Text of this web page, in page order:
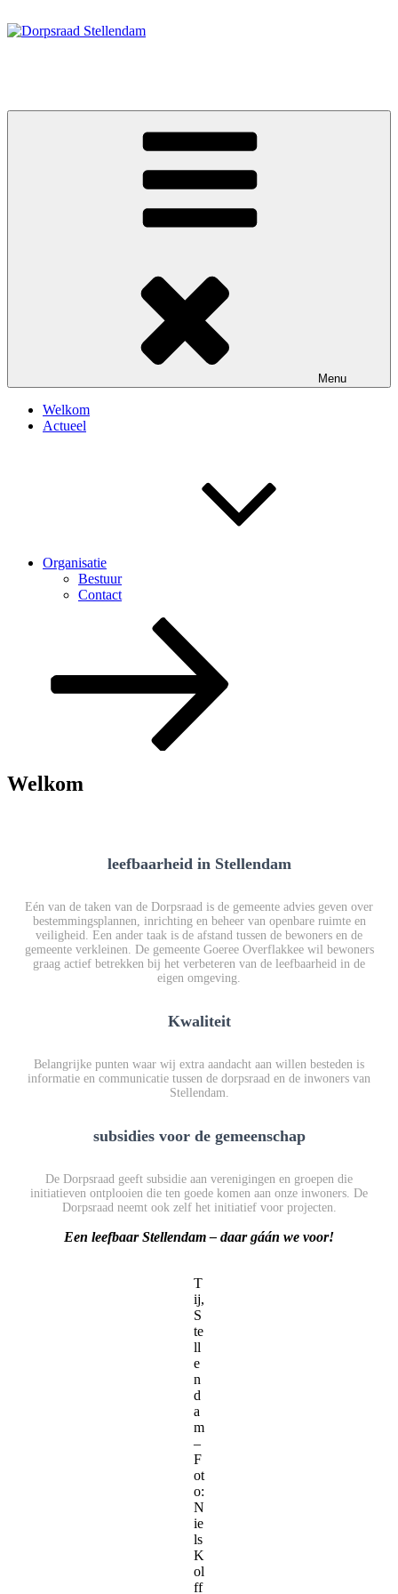
naar
Menu
Welkom
Actueel
Organisatie
Bestuur
Contact
Welkom
leefbaarheid in Stellendam
Eén van de taken van de Dorpsraad is de gemeente advies geven over
bestemmingsplannen, inrichting en beheer van openbare ruimte en
veiligheid. Een ander taak is de afstand tussen de bewoners en de
gemeente verkleinen. De gemeente Goeree Overflakkee wil bewoners
graag actief betrekken bij het verbeteren van de leefbaarheid in de
eigen omgeving.
Kwaliteit
Belangrijke punten waar wij extra aandacht aan willen besteden is
informatie en communicatie tussen de dorpsraad en de inwoners van
Stellendam.
subsidies voor de gemeenschap
De Dorpsraad geeft subsidie aan verenigingen en groepen die
initiatieven ontplooien die ten goede komen aan onze inwoners. De
Dorpsraad neemt ook zelf het initiatief voor projecten.
Een leefbaar Stellendam – daar gáán we voor!
T
ij,
S
te
ll
e
n
d
a
m
–
F
ot
o:
N
ie
ls
K
ol
ff